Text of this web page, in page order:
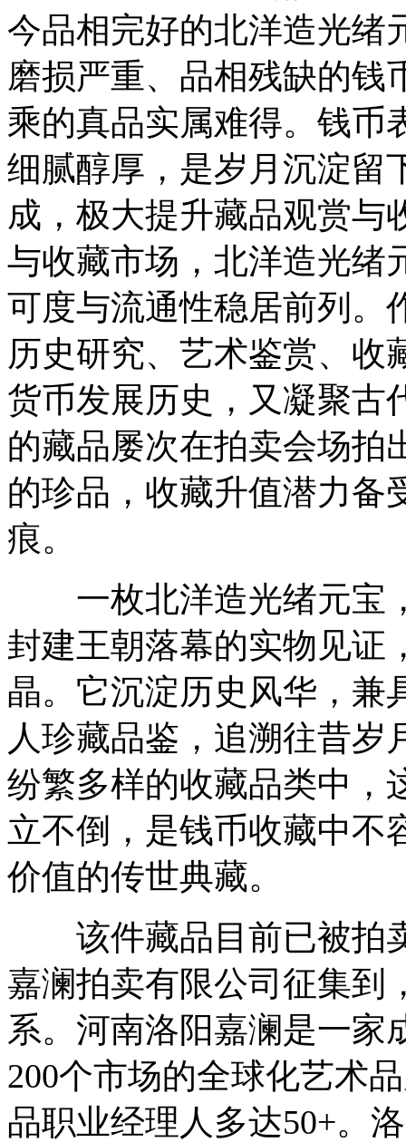
今品相完好的北洋造光绪
磨损严重、品相残缺的钱
乘的真品实属难得。钱币
细腻醇厚，是岁月沉淀留
成，极大提升藏品观赏与
与收藏市场，北洋造光绪
可度与流通性稳居前列。
历史研究、艺术鉴赏、收
货币发展历史，又凝聚古
的藏品屡次在拍卖会场拍
的珍品，收藏升值潜力备
痕。
一枚北洋造光绪元宝
封建王朝落幕的实物见证
晶。它沉淀历史风华，兼
人珍藏品鉴，追溯往昔岁
纷繁多样的收藏品类中，
立不倒，是钱币收藏中不
价值的传世典藏。
该件藏品目前已被拍
嘉澜拍卖有限公司征集到
系。河南洛阳嘉澜是一家
200个市场的全球化艺术
品职业经理人多达50+。